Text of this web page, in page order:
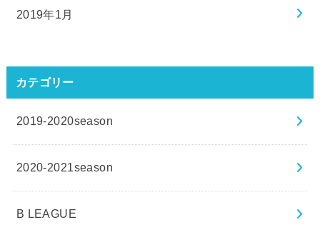
2019年1月
カテゴリー
2019-2020season
2020-2021season
B LEAGUE